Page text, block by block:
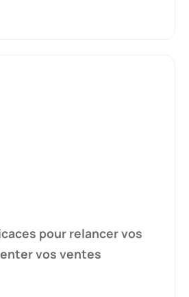
pour relancer vos
vos ventes